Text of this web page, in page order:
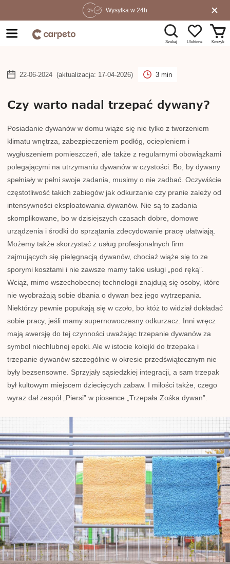
Wysyłka w 24h
Szukaj Ulubione Koszyk
22-06-2024 (aktualizacja: 17-04-2026) 3 min
Czy warto nadal trzepać dywany?
Posiadanie dywanów w domu wiąże się nie tylko z tworzeniem
klimatu wnętrza, zabezpieczeniem podłóg, ociepleniem i
wygłuszeniem pomieszczeń, ale także z regularnymi obowiązkami
polegającymi na utrzymaniu dywanów w czystości. Bo, by dywany
spełniały w pełni swoje zadania, musimy o nie zadbać. Oczywiście
częstotliwość takich zabiegów jak odkurzanie czy pranie zależy od
intensywności eksploatowania dywanów. Nie są to zadania
skomplikowane, bo w dzisiejszych czasach dobre, domowe
urządzenia i środki do sprzątania zdecydowanie pracę ułatwiają.
Możemy także skorzystać z usług profesjonalnych firm
zajmujących się pielęgnacją dywanów, chociaż wiąże się to ze
sporymi kosztami i nie zawsze mamy takie usługi „pod ręką”.
Wciąż, mimo wszechobecnej technologii znajdują się osoby, które
nie wyobrażają sobie dbania o dywan bez jego wytrzepania.
Niektórzy pewnie popukają się w czoło, bo któż to widział dokładać
sobie pracy, jeśli mamy supernowoczesny odkurzacz. Inni wręcz
mają awersję do tej czynności uważając trzepanie dywanów za
symbol niechlubnej epoki. Ale w istocie kolejki do trzepaka i
trzepanie dywanów szczególnie w okresie przedświątecznym nie
były bezsensowne. Sprzyjały sąsiedzkiej integracji, a sam trzepak
był kultowym miejscem dziecięcych zabaw. I miłości także, czego
wyraz dał zespół „Piersi” w piosence „Trzepała Zośka dywan”.